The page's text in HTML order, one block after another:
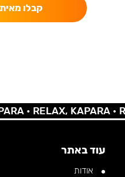
קבלו
•RELAX, KAPARA •
עוד באתר
אודות